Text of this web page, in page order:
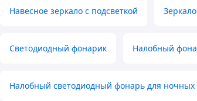
Навесное зеркало с подсветкой
Светодиодный фонарик Налобный
Налобный светодиодный фонарь для ночных